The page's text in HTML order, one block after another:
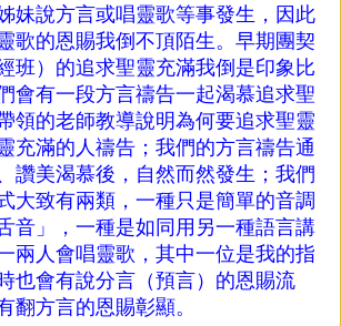
妹說方言或唱靈歌等事發生，因此
歌的恩賜我倒不頂陌生。早期團契
班）的追求聖靈充滿我倒是印象比
會有一段方言禱告一起渴慕追求聖
領的老師教導說明為何要追求聖靈
充滿的人禱告；我們的方言禱告通
讚美渴慕後，自然而然發生；我們
大致有兩類，一種只是簡單的音調
音」，一種是如同用另一種語言講
兩人會唱靈歌，其中一位是我的指
也會有說分言（預言）的恩賜流
翻方言的恩賜彰顯。